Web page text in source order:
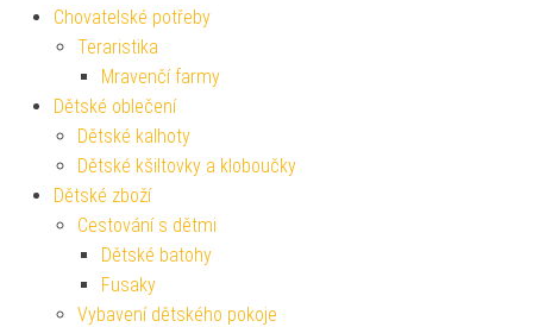
Chovatelské potřeby
Teraristika
Mravenčí farmy
Dětské oblečení
Dětské kalhoty
Dětské kšiltovky a kloboučky
Dětské zboží
Cestování s dětmi
Dětské batohy
Fusaky
Vybavení dětského pokoje